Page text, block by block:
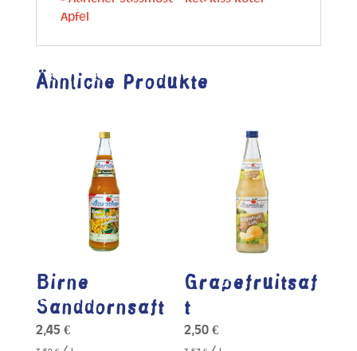
Apfel
Ähnliche Produkte
Birne
Sanddornsaft
2,45 €
Grapefruitsaf
t
2,50€